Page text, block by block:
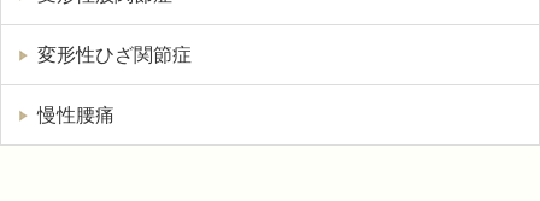
変形性ひざ関節症
慢性腰痛